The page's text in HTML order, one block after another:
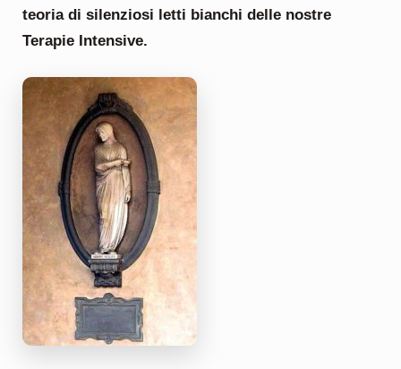
teoria di silenziosi letti bianchi delle nostre
Terapie Intensive.